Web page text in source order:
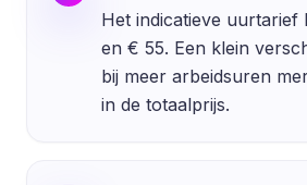
Het indicatieve uurtarief
en € 55. Een klein
bij meer arbeidsuren
in de totaalprijs.